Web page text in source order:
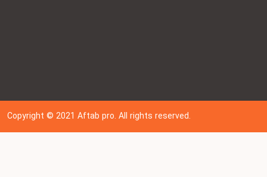
Copyright © 202 1Aftab pro. All rights reserved.